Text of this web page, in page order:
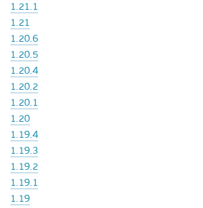
1.21.1
1.21
1.20.6
1.20.5
1.20.4
1.20.2
1.20.1
1.20
1.19.4
1.19.3
1.19.2
1.19.1
1.19